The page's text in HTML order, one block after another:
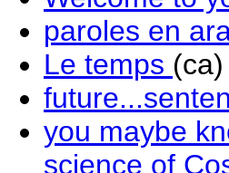
paroles en
Le temps (ca)
you maybe
science of